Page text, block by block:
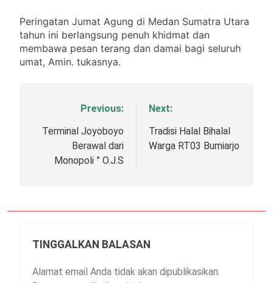
Khamenei: Kesederhanaan
Pemimpin Iran Diuji
5 Bulan Ago
Awas Perang Babak Baru”
Peringatan Jumat Agung di Medan Sumatra Utara
tahun ini berlangsung penuh khidmat dan
membawa pesan terang dan damai bagi seluruh
umat, Amin. tukasnya.
Navigasi
pos
Previous:
Terminal Joyoboyo
Berawal dari
Monopoli ” O.J.S
Next:
Tradisi Halal Bihalal
Warga RT03 Bumiarjo
TINGGALKAN BALASAN
Alamat email Anda tidak akan dipublikasikan.